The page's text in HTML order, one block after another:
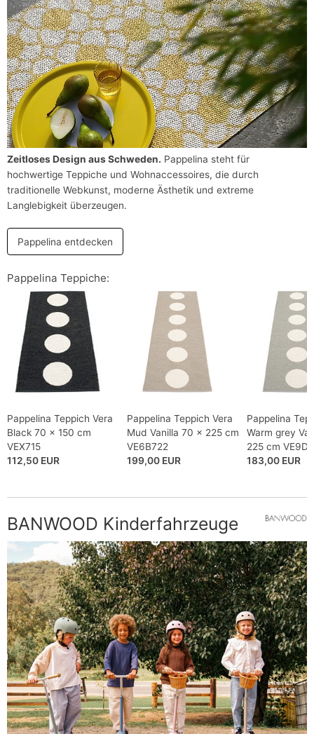
Zeitloses Design aus Schweden. Pappelina steht für
hochwertige Teppiche und Wohnaccessoires, die durch
traditionelle Webkunst, moderne Ästhetik und extreme
Langlebigkeit überzeugen.
Pappelina entdecken
Pappelina Teppiche:
Pappelina Teppich Vera
Black 70 x 150 cm
VEX715
112,50 EUR
Pappelina Teppich Vera
Mud Vanilla 70 x 225 cm
VE6B722
199,00 EUR
Pappelina
Warm grey
225 cm
183,00 EUR
BANWOOD Kinderfahrzeuge